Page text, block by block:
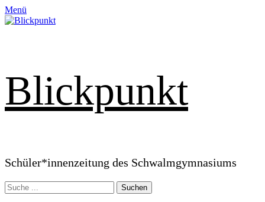
Zum
Inhalt
Menü
Blickpunkt
Schüler*innenzeitung des Schwalmgymnasiums
Suchen
nach: